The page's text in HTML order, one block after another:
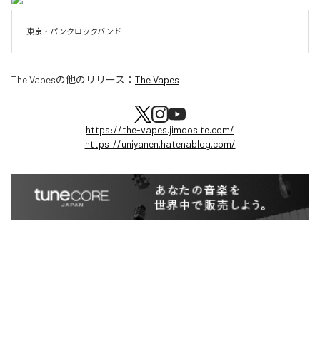
東京・パンクロックバンド
The Vapesの他のリリース： The Vapes
https://the-vapes.jimdosite.com/
https://uniyanen.hatenablog.com/